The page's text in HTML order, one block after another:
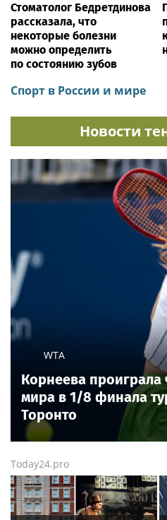
Стоматолог Бедретдинова
рассказала, что
некоторые болезни
можно определить
по состоянию зубов
Спорт в России и мире
Новости
WTA
Корнеева проиграла
мира в 1/8 финала
Торонто
Today24.pro